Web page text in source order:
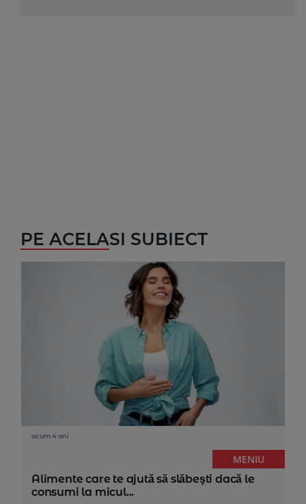
PE ACELASI SUBIECT
acum 4 ani
MENIU
Alimente care te ajută să slăbeşti dacă le
consumi la micul...